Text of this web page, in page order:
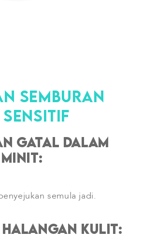
Semburan
gatal dalam
minit:
semula jadi.
halangan kulit: